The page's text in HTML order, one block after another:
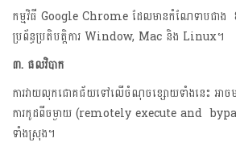
កម្មវិធី Google Chrome ដែលមានកំណែទាបជាង
ប្រព័ន្ធប្រតិបត្តិការ Window, Mac និង Linux។
៣. ផលវិបាក
ការវាយលុកជោគជ័យទៅលើចំណុចខ្សោយទាំងនេះ អាចមា
ការកូដពីចម្ងាយ (remotely execute and
ទាំងស្រុង។